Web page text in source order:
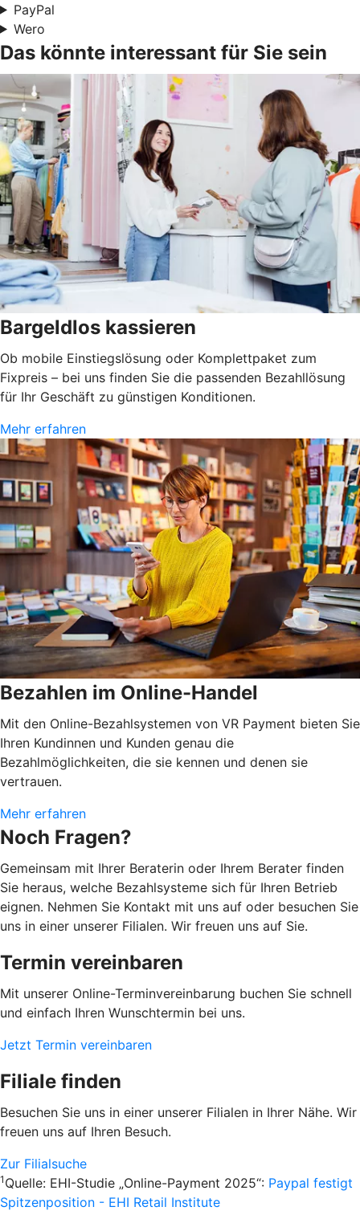
PayPal
Wero
Das könnte interessant für Sie sein
Bargeldlos kassieren
Ob mobile Einstiegslösung oder Komplettpaket zum
Fixpreis – bei uns finden Sie die passenden Bezahllösung
für Ihr Geschäft zu günstigen Konditionen.
Mehr erfahren
Bezahlen im Online-Handel
Mit den Online-Bezahlsystemen von VR Payment bieten Sie
Ihren Kundinnen und Kunden genau die
Bezahlmöglichkeiten, die sie kennen und denen sie
vertrauen.
Mehr erfahren
Noch Fragen?
Gemeinsam mit Ihrer Beraterin oder Ihrem Berater finden
Sie heraus, welche Bezahlsysteme sich für Ihren Betrieb
eignen. Nehmen Sie Kontakt mit uns auf oder besuchen Sie
uns in einer unserer Filialen. Wir freuen uns auf Sie.
Termin vereinbaren
Mit unserer Online-Terminvereinbarung buchen Sie schnell
und einfach Ihren Wunschtermin bei uns.
Jetzt Termin vereinbaren
Filiale finden
Besuchen Sie uns in einer unserer Filialen in Ihrer Nähe. Wir
freuen uns auf Ihren Besuch.
Zur Filialsuche
1 Quelle: EHI-Studie „Online-Payment 2025“: Paypal festigt
Spitzenposition - EHI Retail Institute